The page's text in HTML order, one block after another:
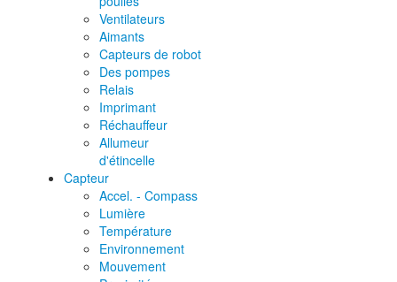
Ventilateurs
Aimants
Capteurs de robot
Des pompes
Relais
Imprimant
Réchauffeur
Allumeur
d'étincelle
Capteur
Accel. - Compass
Lumière
Température
Environnement
Mouvement